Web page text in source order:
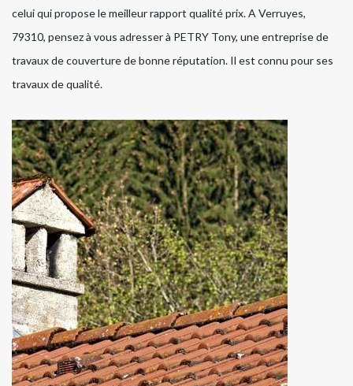
celui qui propose le meilleur rapport qualité prix. A Verruyes,
79310, pensez à vous adresser à PETRY Tony, une entreprise de
travaux de couverture de bonne réputation. Il est connu pour ses
travaux de qualité.